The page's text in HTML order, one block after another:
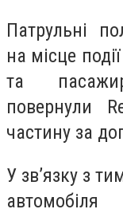
Патрульні
на місце
та
повернули
частину за
У зв’язку з